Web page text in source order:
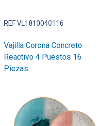
REF VL1810040116
Vajilla Corona Concreto
Reactivo 4 Puestos 16
Piezas